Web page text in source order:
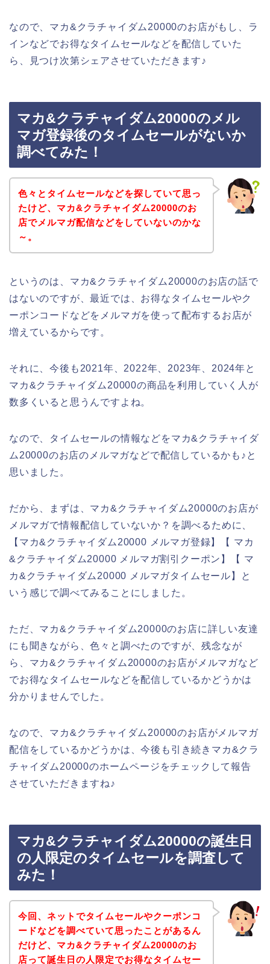
なので、マカ&クラチャイダム20000のお店がもし、ラ
インなどでお得なタイムセールなどを配信していた
ら、見つけ次第シェアさせていただきます♪
マカ&クラチャイダム20000のメル
マガ登録後のタイムセールがないか
調べてみた！
色々とタイムセールなどを探していて思っ
たけど、マカ&クラチャイダム20000のお
店でメルマガ配信などをしていないのかな
～。
というのは、マカ&クラチャイダム20000のお店の話で
はないのですが、最近では、お得なタイムセールやク
ーポンコードなどをメルマガを使って配布するお店が
増えているからです。
それに、今後も2021年、2022年、2023年、2024年と
マカ&クラチャイダム20000の商品を利用していく人が
数多くいると思うんですよね。
なので、タイムセールの情報などをマカ&クラチャイダ
ム20000のお店のメルマガなどで配信しているかも♪と
思いました。
だから、まずは、マカ&クラチャイダム20000のお店が
メルマガで情報配信していないか？を調べるために、
【マカ&クラチャイダム20000 メルマガ登録】【 マカ
&クラチャイダム20000 メルマガ割引クーポン】【 マ
カ&クラチャイダム20000 メルマガタイムセール】と
いう感じで調べてみることにしました。
ただ、マカ&クラチャイダム20000のお店に詳しい友達
にも聞きながら、色々と調べたのですが、残念なが
ら、マカ&クラチャイダム20000のお店がメルマガなど
でお得なタイムセールなどを配信しているかどうかは
分かりませんでした。
なので、マカ&クラチャイダム20000のお店がメルマガ
配信をしているかどうかは、今後も引き続きマカ&クラ
チャイダム20000のホームページをチェックして報告
させていただきますね♪
マカ&クラチャイダム20000の誕生日
の人限定のタイムセールを調査して
みた！
今回、ネットでタイムセールやクーポンコ
ードなどを調べていて思ったことがあるん
だけど、マカ&クラチャイダム20000のお
店って誕生日の人限定でお得なタイムセー